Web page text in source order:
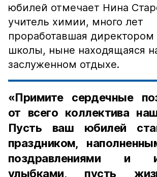
юбилей отмечает Нина
учитель химии, много лет
проработавшая
школы, ныне находящаяся
заслуженном отдыхе.
«Примите сердечные
от всего коллектива
Пусть ваш юбилей
праздником,
поздравлениями и
улыбками, пусть